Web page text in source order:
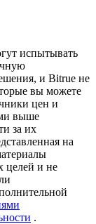
испытывать
и Bitrue не
вы можете
цен и
выше
за их
на
целей и не
.